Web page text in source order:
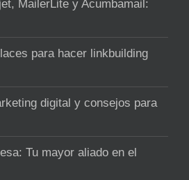
MailerLite y Acumbamail:
para hacer linkbuilding
digital y consejos para
Tu mayor aliado en el